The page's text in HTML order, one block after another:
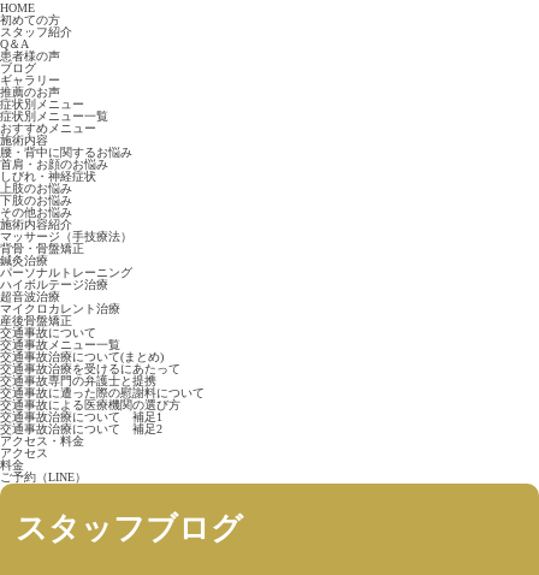
HOME
初めての方
スタッフ紹介
Q＆A
患者様の声
ブログ
ギャラリー
推薦のお声
症状別メニュー
症状別メニュー一覧
おすすめメニュー
施術内容
腰・背中に関するお悩み
首肩・お顔のお悩み
しびれ・神経症状
上肢のお悩み
下肢のお悩み
その他お悩み
施術内容紹介
マッサージ（手技療法）
背骨・骨盤矯正
鍼灸治療
パーソナルトレーニング
ハイボルテージ治療
超音波治療
マイクロカレント治療
産後骨盤矯正
交通事故について
交通事故メニュー一覧
交通事故治療について(まとめ)
交通事故治療を受けるにあたって
交通事故専門の弁護士と提携
交通事故に遭った際の慰謝料について
交通事故による医療機関の選び方
交通事故治療について 補足1
交通事故治療について 補足2
アクセス・料金
アクセス
料金
ご予約（LINE）
スタッフブログ